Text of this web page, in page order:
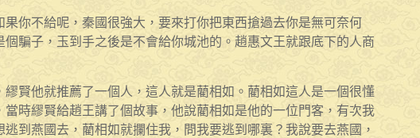
你不給呢，秦國很強大，要來打你把東西搶過去你是無可奈何
騙子，玉到手之後是不會給你城池的。趙惠文王就跟底下的人商
賢他就推薦了一個人，這人就是藺相如。藺相如這人是一個很懂
時繆賢給趙王講了個故事，他說藺相如是他的一位門客，有次我
到燕國去，藺相如就攔住我，問我要逃到哪裏？我說要去燕國，